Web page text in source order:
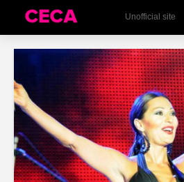
Unofficial site